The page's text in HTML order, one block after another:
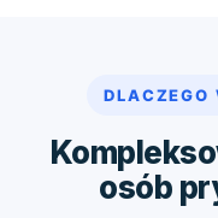
DLACZEGO
osób